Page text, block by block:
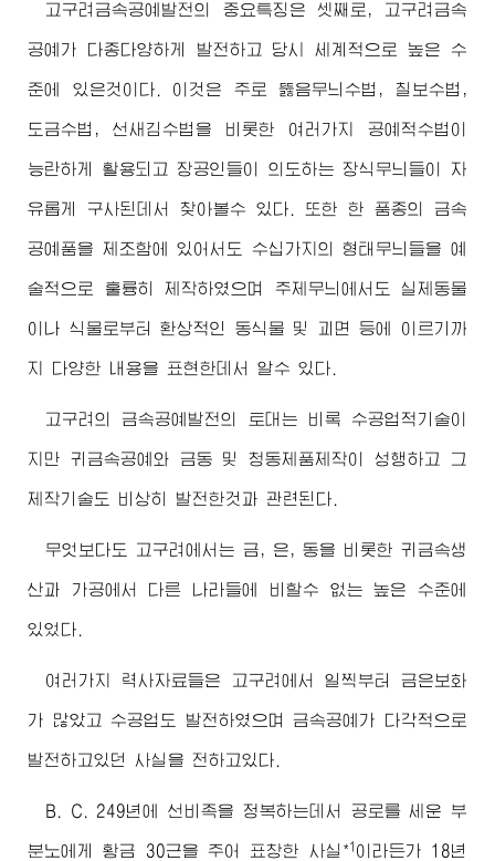
고구려금속공예발전의 중요특징은 셋째로, 고구려금속
공예가 다종다양하게 발전하고 당시 세계적으로 높은 수
준에 있은것이다. 이것은 주로 뚫음무늬수법, 칠보수법,
도금수법, 선새김수법을 비롯한 여러가지 공예적수법이
능란하게 활용되고 장공인들이 의도하는 장식무늬들이 자
유롭게 구사된데서 찾아볼수 있다. 또한 한 품종의 금속
공예품을 제조함에 있어서도 수십가지의 형태무늬들을 예
술적으로 훌륭히 제작하였으며 주제무늬에서도 실제동물
이나 식물로부터 환상적인 동식물 및 괴면 등에 이르기까
지 다양한 내용을 표현한데서 알수 있다.
고구려의 금속공예발전의 토대는 비록 수공업적기술이
지만 귀금속공예와 금동 및 청동제품제작이 성행하고 그
제작기술도 비상히 발전한것과 관련된다.
무엇보다도 고구려에서는 금, 은, 동을 비롯한 귀금속생
산과 가공에서 다른 나라들에 비할수 없는 높은 수준에
있었다.
여러가지 력사자료들은 고구려에서 일찍부터 금은보화
가 많았고 수공업도 발전하였으며 금속공예가 다각적으로
발전하고있던 사실을 전하고있다.
B. C. 249년에 선비족을 정복하는데서 공로를 세운 부
분노에게 황금 30근을 주어 표창한 사실 *1 이라든가 18년